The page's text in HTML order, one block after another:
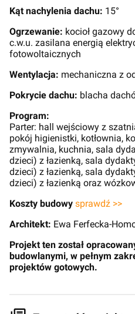
Kąt nachylenia dachu: 15°
Ogrzewanie: kocioł gazowy
c.w.u. zasilana energią
fotowoltaicznych
Wentylacja: mechaniczna z
Pokrycie dachu: blacha
Program:
Parter: hall wejściowy z
pokój higienistki, kotłownia,
zmywalnia, kuchnia, sala
dzieci) z łazienką, sala
dzieci) z łazienką, sala
dzieci) z łazienką oraz
Koszty budowy sprawdź >>
Architekt: Ewa Ferfecka-
Projekt ten został
budowlanymi, w pełnym
projektów gotowych.